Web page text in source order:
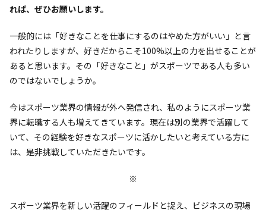
れば、ぜひお願いします。
一般的には「好きなことを仕事にするのはやめた方がいい」と言
われたりしますが、好きだからこそ100%以上の力を出せることが
あると思います。その「好きなこと」がスポーツである人も多い
のではないでしょうか。
今はスポーツ業界の情報が外へ発信され、私のようにスポーツ業
界に転職する人も増えてきています。現在は別の業界で活躍して
いて、その経験を好きなスポーツに活かしたいと考えている方に
は、是非挑戦していただきたいです。
※
スポーツ業界を新しい活躍のフィールドと捉え、ビジネスの現場